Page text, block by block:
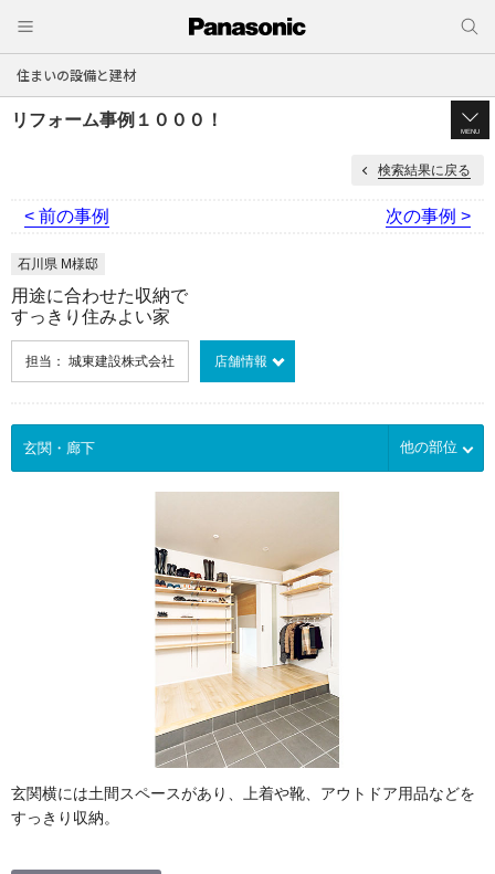
住まいの設備と建材
リフォーム事例１０００！
MENU
検索結果に戻る
< 前の事例 次の事例 >
石川県 M様邸
用途に合わせた収納で
すっきり住みよい家
担当： 城東建設株式会社 店舗情報
他の部位
玄関横には土間スペースがあり、上着や靴、アウトドア用品などを
すっきり収納。